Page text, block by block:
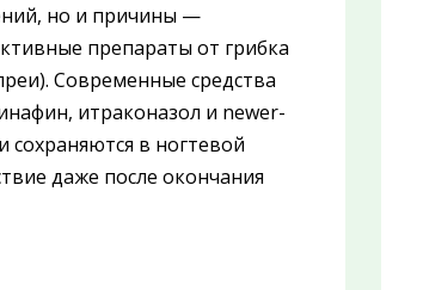
но и причины —
препараты от грибка
Современные средства
итраконазол и newer-
в ногтевой
даже после окончания